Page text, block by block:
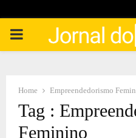
PRIMARY
Home Empreendedorismo
Tag :
Feminino